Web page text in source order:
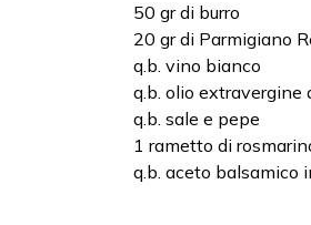
50 gr di burro
20 gr di Parmigiano
q.b. vino bianco
q.b. olio extravergine
q.b. sale e pepe
1 rametto di
q.b. aceto balsamico